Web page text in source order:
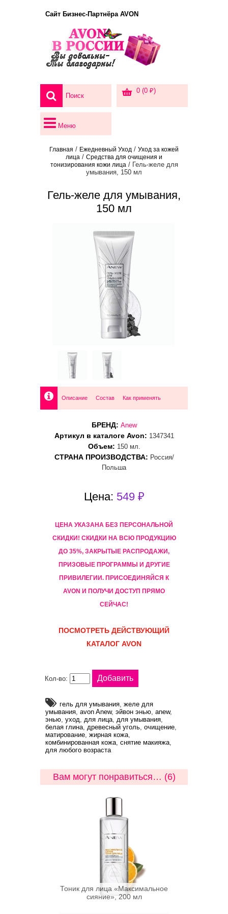
Сайт Бизнес-Партнёра AVON
0 (0 ₽)
Меню
Главная / Ежедневный Уход / Уход за кожей
лица / Средства для очищения и
тонизирования кожи лица/ Гель-желе для
умывания, 150 мл
Гель-желе для умывания,
150 мл
Описание Состав Как применять
БРЕНД: Anew
Артикул в каталоге Avon: 1347341
Объем: 150 мл.
СТРАНА ПРОИЗВОДСТВА: Россия/
Польша
Цена: 549 ₽
ЦЕНА УКАЗАНА БЕЗ ПЕРСОНАЛЬНОЙ
СКИДКИ! CКИДКИ НА ВСЮ ПРОДУКЦИЮ
ДО 35%, ЗАКРЫТЫЕ РАСПРОДАЖИ,
ПРИЗОВЫЕ ПРОГРАММЫ И ДРУГИЕ
ПРИВИЛЕГИИ. ПРИСОЕДИНЯЙСЯ К
AVON И ПОЛУЧИ ДОСТУП ПРЯМО
СЕЙЧАС!
ПОСМОТРЕТЬ ДЕЙСТВУЮЩИЙ
КАТАЛОГ AVON
Кол-во:
гель для умывания, желе для
умывания, avon Anew, эйвон энью, anew,
энью, уход, для лица, для умывания,
белая глина, древесный уголь, очищение,
матирование, жирная кожа,
комбинированная кожа, снятие макияжа,
для любого возраста
Вам могут понравиться… (6)
Тоник для лица «Максимальное
сияние», 200 мл